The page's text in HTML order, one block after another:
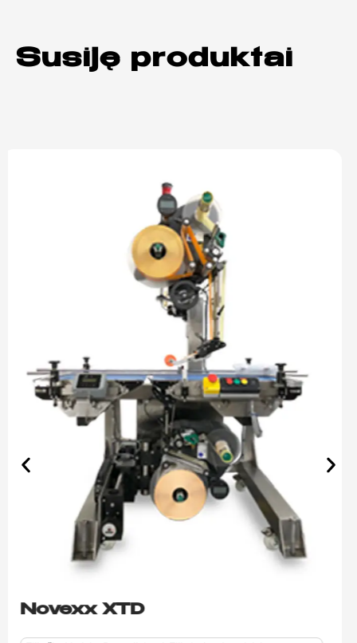
Susiję produktai
Novexx XLS 204
Etikečių, Lipdukų Spausdintuvai
Su galingąja XLS etikečių klijavimo šeima įveiksite bet
Peržiūrėti